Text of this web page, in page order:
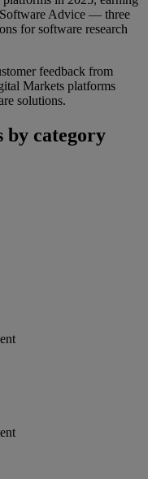
Advice — three
for software research
feedback from
Markets platforms
solutions.
by category